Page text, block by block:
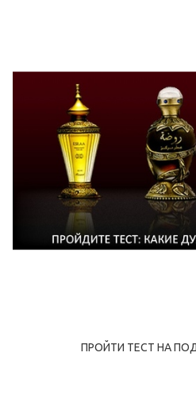
ПРОЙТИ ТЕСТ НА